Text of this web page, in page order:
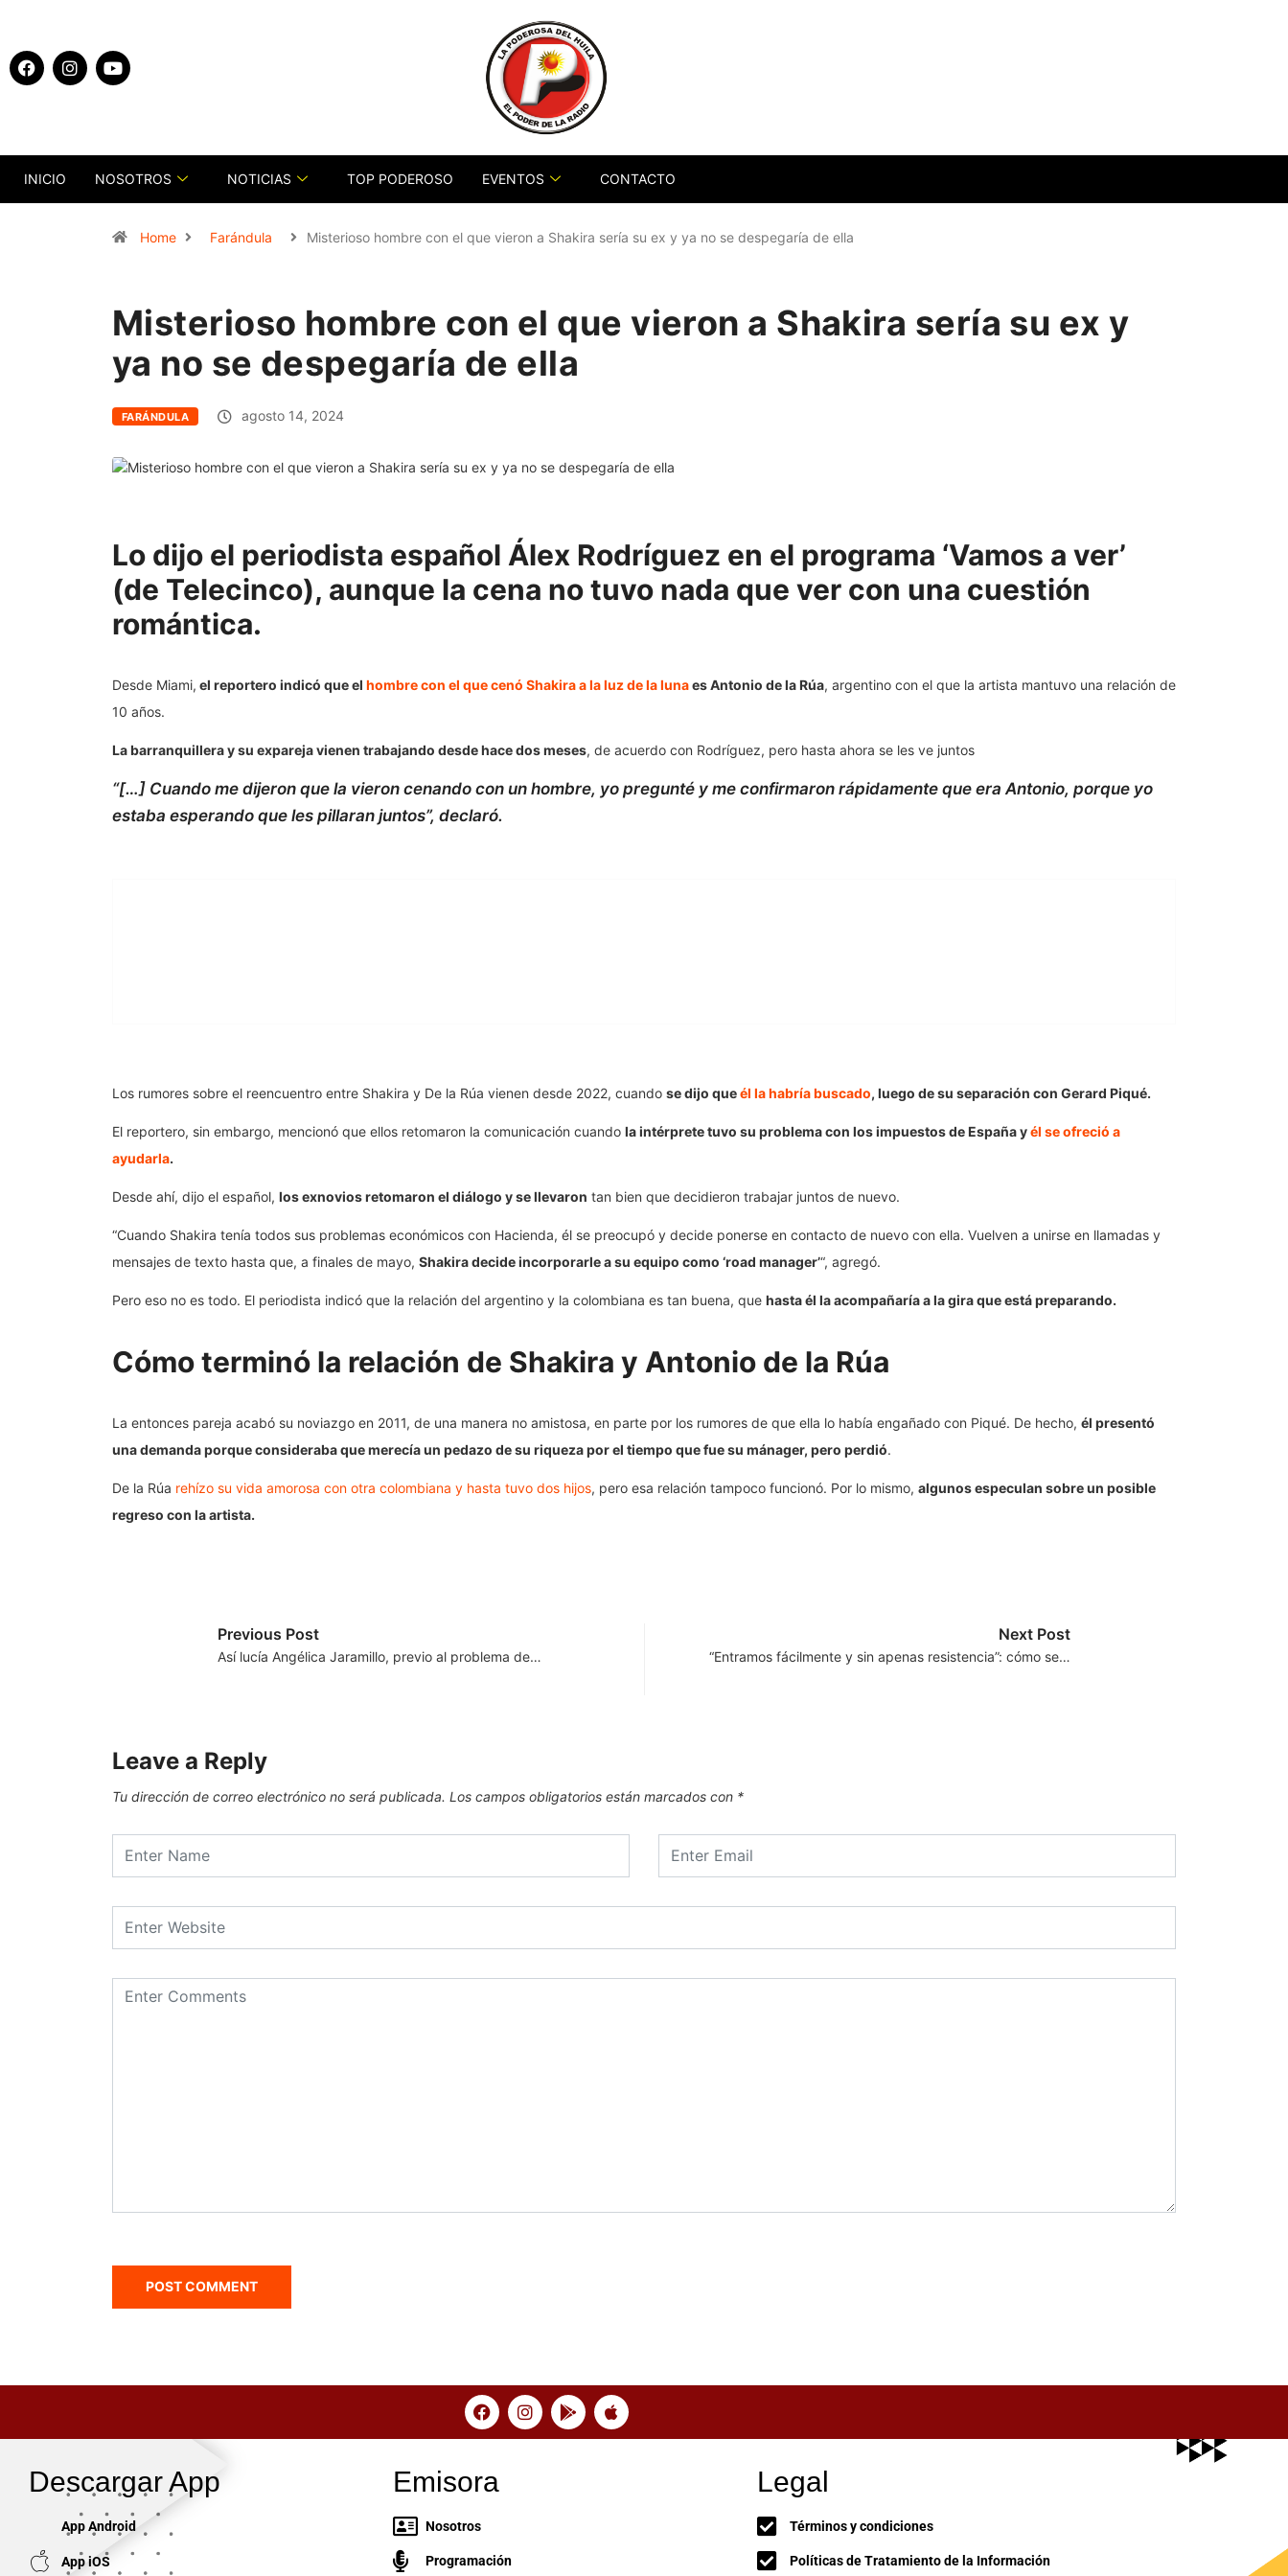
INICIO NOSOTROS NOTICIAS TOP PODEROSO EVENTOS CONTACTO
Home Farándula Misterioso hombre con el que vieron a Shakira sería su ex y ya no se despegaría de ella
Misterioso hombre con el que vieron a Shakira sería su ex y
ya no se despegaría de ella
FARÁNDULA agosto 14, 2024
Lo dijo el periodista español Álex Rodríguez en el programa ‘Vamos a ver’
(de Telecinco), aunque la cena no tuvo nada que ver con una cuestión
romántica.
Desde Miami, el reportero indicó que el hombre con el que cenó Shakira a la luz de la lunaes Antonio de la Rúa, argentino con el que la artista mantuvo una relación de
10 años.
La barranquillera y su expareja vienen trabajando desde hace dos meses, de acuerdo con Rodríguez, pero hasta ahora se les ve juntos
“[…] Cuando me dijeron que la vieron cenando con un hombre, yo pregunté y me confirmaron rápidamente que era Antonio, porque yo
estaba esperando que les pillaran juntos”, declaró.
Los rumores sobre el reencuentro entre Shakira y De la Rúa vienen desde 2022, cuando se dijo queél la habría buscado, luego de su separación con Gerard Piqué.
El reportero, sin embargo, mencionó que ellos retomaron la comunicación cuando la intérprete tuvo su problema con los impuestos de España yél se ofreció a
ayudarla.
Desde ahí, dijo el español, los exnovios retomaron el diálogo y se llevaron tan bien que decidieron trabajar juntos de nuevo.
“Cuando Shakira tenía todos sus problemas económicos con Hacienda, él se preocupó y decide ponerse en contacto de nuevo con ella. Vuelven a unirse en llamadas y
mensajes de texto hasta que, a finales de mayo, Shakira decide incorporarle a su equipo como ‘road manager’“, agregó.
Pero eso no es todo. El periodista indicó que la relación del argentino y la colombiana es tan buena, que hasta él la acompañaría a la gira que está preparando.
Cómo terminó la relación de Shakira y Antonio de la Rúa
La entonces pareja acabó su noviazgo en 2011, de una manera no amistosa, en parte por los rumores de que ella lo había engañado con Piqué. De hecho, él presentó
una demanda porque consideraba que merecía un pedazo de su riqueza por el tiempo que fue su mánager, pero perdió.
De la Rúa rehízo su vida amorosa con otra colombiana y hasta tuvo dos hijos, pero esa relación tampoco funcionó. Por lo mismo, algunos especulan sobre un posible
regreso con la artista.
Previous Post
Así lucía Angélica Jaramillo, previo al problema de…
Next Post
“Entramos fácilmente y sin apenas resistencia”: cómo se…
Leave a Reply
Tu dirección de correo electrónico no será publicada. Los campos obligatorios están marcados con *
Descargar App
App Android
App iOS
Emisora
Nosotros
Programación
Legal
Términos y condiciones
Políticas de Tratamiento de la Información